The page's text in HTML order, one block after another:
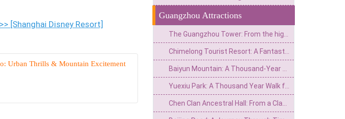
Guangzhou Attractions
>> [Shanghai Disney Resort]
Urban Thrills & Mountain Excitement